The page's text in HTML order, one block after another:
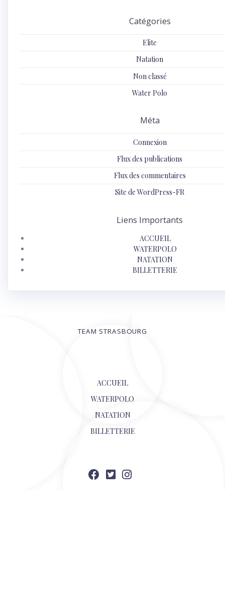
Catégories
Elite
Natation
Non classé
Water Polo
Méta
Connexion
Flux des publications
Flux des commentaires
Site de WordPress-FR
Liens Importants
ACCUEIL
WATERPOLO
NATATION
BILLETTERIE
TEAM STRASBOURG
ACCUEIL
WATERPOLO
NATATION
BILLETTERIE